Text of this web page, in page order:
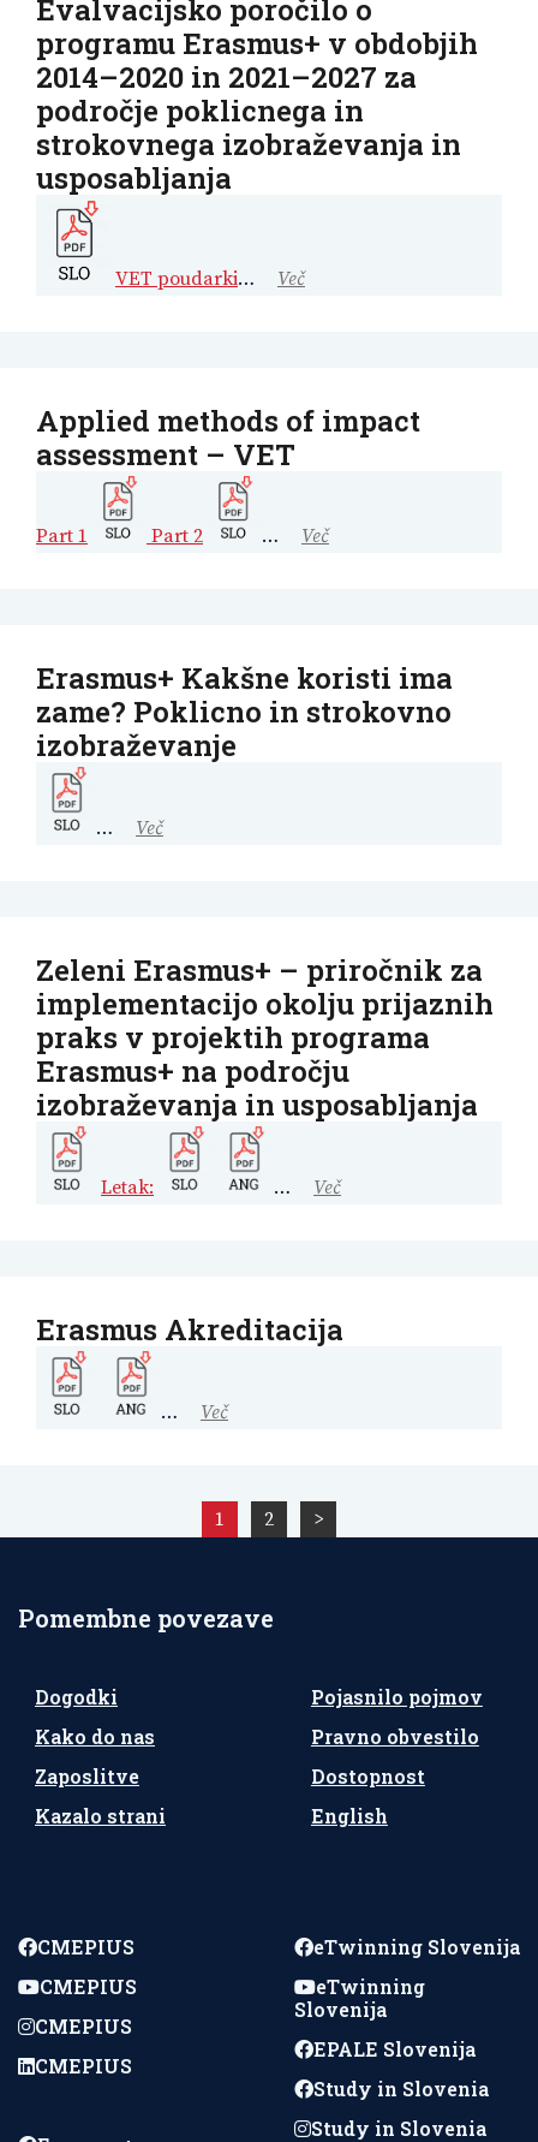
Evalvacijsko poročilo o
programu Erasmus+ v obdobjih
2014–2020 in 2021–2027 za
področje poklicnega in
strokovnega izobraževanja in
usposabljanja
VET poudarki… Več
Applied methods of impact
assessment – VET
Part 1 Part 2 … Več
Erasmus+ Kakšne koristi ima
zame? Poklicno in strokovno
izobraževanje
… Več
Zeleni Erasmus+ – priročnik za
implementacijo okolju prijaznih
praks v projektih programa
Erasmus+ na področju
izobraževanja in usposabljanja
Letak: … Več
Erasmus Akreditacija
… Več
prispevkov
1 2 >
Pomembne povezave
Dogodki
Kako do nas
Zaposlitve
Kazalo strani
Pojasnilo pojmov
Pravno obvestilo
Dostopnost
English
CMEPIUS
CMEPIUS
CMEPIUS
CMEPIUS
eTwinning Slovenija
eTwinning
Slovenija
EPALE Slovenija
Study in Slovenia
Study in Slovenia